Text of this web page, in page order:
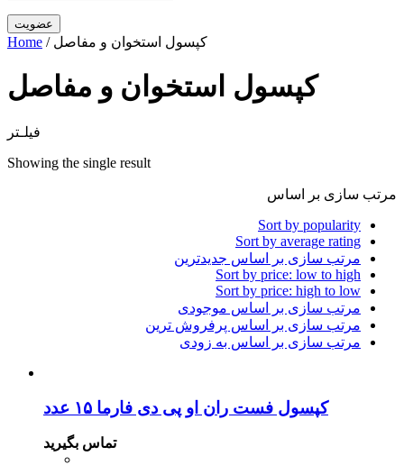
Home / کپسول استخوان و مفاصل
کپسول استخوان و مفاصل
فیلـتر
Showing the single result
مرتب سازی بر اساس
Sort by popularity
Sort by average rating
مرتب سازی بر اساس جدیدترین
Sort by price: low to high
Sort by price: high to low
مرتب سازی بر اساس موجودی
مرتب سازی بر اساس پرفروش ترین
مرتب سازی بر اساس به زودی
کپسول فست ران او پی دی فارما ۱۵ عدد
تماس بگیرید